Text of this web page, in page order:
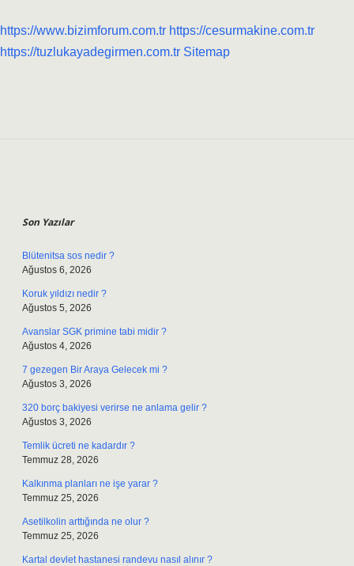
https://www.bizimforum.com.tr https://cesurmakine.com.tr
https://tuzlukayadegirmen.com.tr Sitemap
Son Yazılar
Blütenitsa sos nedir ?
Ağustos 6, 2026
Koruk yıldızı nedir ?
Ağustos 5, 2026
Avanslar SGK primine tabi midir ?
Ağustos 4, 2026
7 gezegen Bir Araya Gelecek mi ?
Ağustos 3, 2026
320 borç bakiyesi verirse ne anlama gelir ?
Ağustos 3, 2026
Temlik ücreti ne kadardır ?
Temmuz 28, 2026
Kalkınma planları ne işe yarar ?
Temmuz 25, 2026
Asetilkolin arttığında ne olur ?
Temmuz 25, 2026
Kartal devlet hastanesi randevu nasıl alınır ?